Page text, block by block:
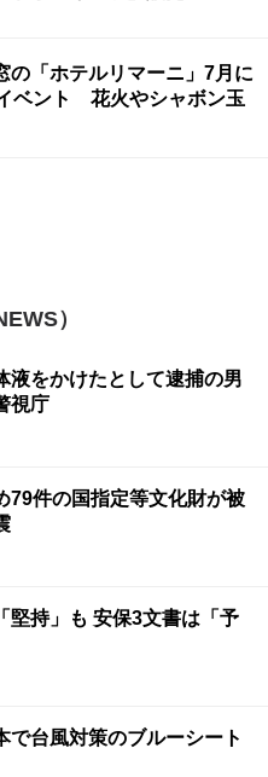
の「ホテルリマーニ」7月に
ベント 花火やシャボン玉
）
液をかけたとして逮捕の男
視庁
79件の国指定等文化財が被
堅持」も 安保3文書は「予
台風対策のブルーシート